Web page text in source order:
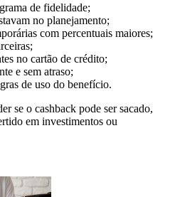
de fidelidade;
no planejamento;
com percentuais maiores;
no cartão de crédito;
e sem atraso;
de uso do benefício.
se o cashback pode ser sacado,
em investimentos ou